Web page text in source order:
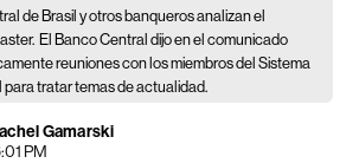
de Brasil y otros banqueros analizan el
El Banco Central dijo en el comunicado
reuniones con los miembros del Sistema
para tratar temas de actualidad.
Gamarski
PM